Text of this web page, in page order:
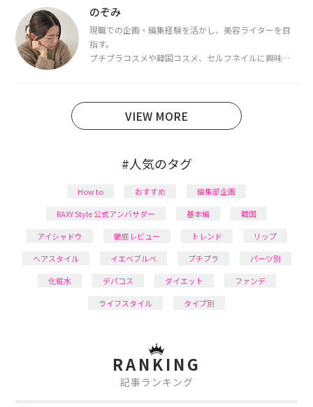
断・骨格診断によるイメージコンサルティングも行っ
のぞみ
現職での企画・編集経験を活かし、美容ライターを目
指す。
プチプラコスメや韓国コスメ、セルフネイルに興味が
日本化粧品検定1級保有。
VIEW MORE
#人気のタグ
How to おすすめ
編集部企画
RAXY Style 公式アンバサダー
基本編
韓国
アイシャドウ
徹底レビュー トレンド
リップ
ヘアスタイル
イエベブルベ プチプラ
パーツ別
化粧水
デパコス ダイエット
ファンデ
ライフスタイル
タイプ別
RANKING
記事ランキング